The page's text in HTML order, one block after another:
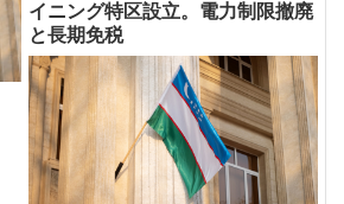
イニング特区設立。電力制限撤廃
と長期免税